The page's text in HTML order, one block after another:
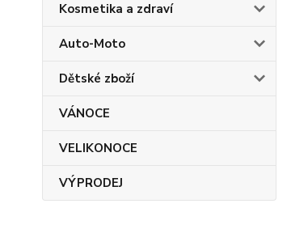
Kosmetika a zdraví
Auto-Moto
Dětské zboží
VÁNOCE
VELIKONOCE
VÝPRODEJ